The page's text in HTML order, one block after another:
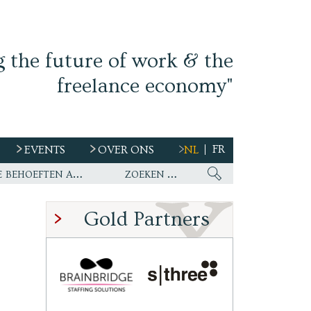
the future of work & the
freelance economy"
EVENTS OVER ONS NL FR
Ework nu wereldwijde partner van WirelessCar’s talentstrategie en toekomstige behoeften aan personeel
Gold Partners